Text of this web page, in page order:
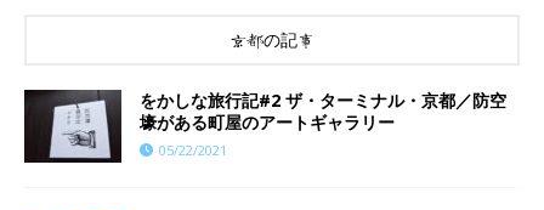
京都の記事
をかしな旅行記#2 ザ・ターミナル・京都／防空
壕がある町屋のアートギャラリー
05/22/2021